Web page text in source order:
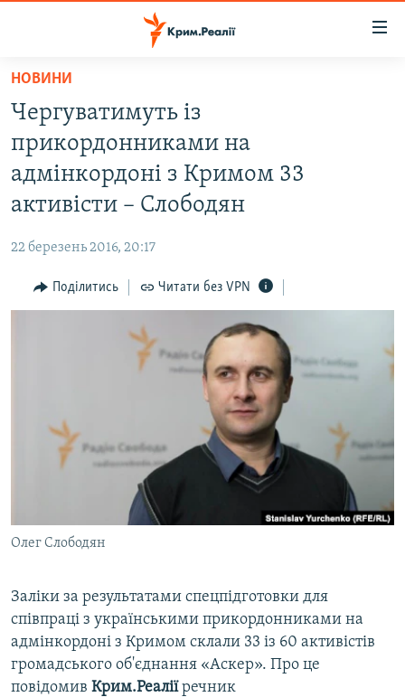
Перейти
основного
матеріалу
Перейти
до
основної
Перейти
пошуку
ВОДА.КРИМ
ВІДЕО ТА ФОТО
ПОЛІТИКА
ПОГЛЯД
ІНТЕРВ'Ю
ВІДЕОУРОКИ «ELIFBE»
СВІДЧЕННЯ ОКУПАЦІЇ
УКРАЇНСЬКА ПРОБЛЕМА КРИМУ
Русский
Qırımtatar
Усі сайти RFE/RL
НОВИНИ
Чергуватимуть із
прикордонниками на
адмінкордоні з Кримом 33
активісти – Слободян
22 березень 2016, 20:17
Поділитись Читати без VPN
Олег Слободян
Заліки за результатами спецпідготовки для
співпраці з українськими прикордонниками на
адмінкордоні з Кримом склали 33 із 60 активістів
громадського об'єднання «Аскер». Про це
повідомив Крим.Реаліїречник